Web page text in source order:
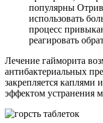
популярны
использовать
процесс
реагировать
Лечение гайморита
антибактериальных
закрепляется
эффектом устранения